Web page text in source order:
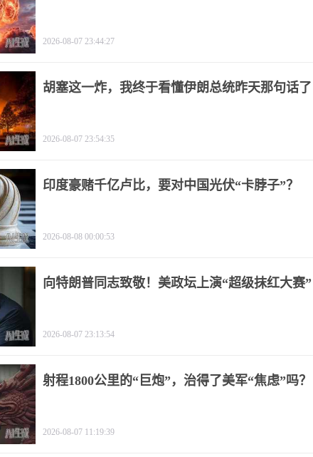
2026-08-07 23:44:27
胡塞这一炸，我终于看懂伊朗总统昨天那句话了
2026-08-07 23:54:35
印度豪赌千亿卢比，要对中国光伏“卡脖子”？
2026-08-08 00:00:53
向特朗普同志致敬！美政坛上演“超级抹红大赛”
2026-08-07 23:13:54
射程1800公里的“巨炮”，治得了美军“焦虑”吗？
2026-08-07 11:19:39